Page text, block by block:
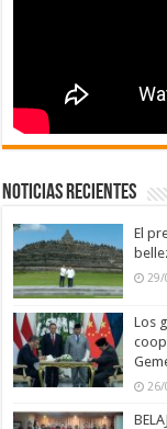
Noticias recientes
El
29/
Los
26/